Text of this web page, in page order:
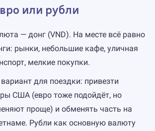
или рубли
— донг (VND). На месте всё равно
рынки, небольшие кафе, уличная
мелкие покупки.
для поездки: привезти
США (евро тоже подойдёт, но
проще) и обменять часть на
Рубли как основную валюту